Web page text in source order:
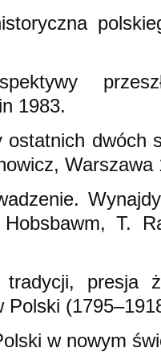
1983.
ostatnich dwóch
Warszawa
T.
tradycji, presja
Polski
w nowym